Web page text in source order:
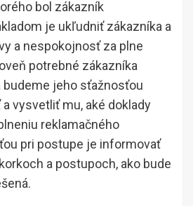
bol zákazník
je ukľudniť zákazníka a
a nespokojnosť za plne
potrebné zákazníka
budeme jeho sťažnosťou
vysvetliť mu, aké doklady
reklamačného
pri postupe je informovať
a postupoch, ako bude